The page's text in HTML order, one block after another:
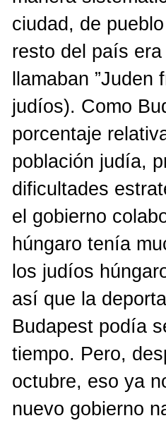
ciudad, de
resto del país
llamaban ”Juden
judíos). Como
porcentaje
población judía,
dificultades
el gobierno
húngaro tenía
los judíos
así que la
Budapest podía
tiempo. Pero,
octubre, eso ya
nuevo gobierno